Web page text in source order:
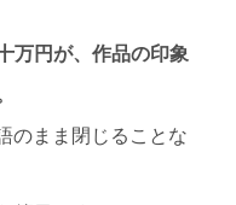
万円が、作品の印象
のまま閉じることな